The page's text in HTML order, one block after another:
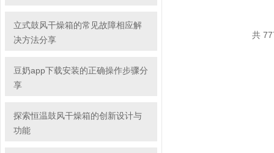
立式鼓风干燥箱的常见故障相应解
决方法分享
豆奶app下载安装的正确操作步骤分
享
探索恒温鼓风干燥箱的创新设计与
功能
共